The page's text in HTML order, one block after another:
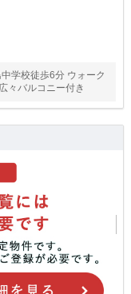
学校徒歩6分 ウォーク
々バルコニー付き